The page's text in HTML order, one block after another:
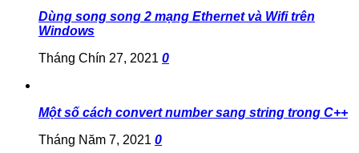
Dùng song song 2 mạng Ethernet và Wifi trên
Windows
Tháng Chín 27, 2021 0
Một số cách convert number sang string trong C++
Tháng Năm 7, 2021 0